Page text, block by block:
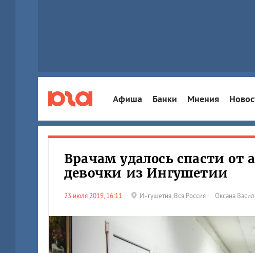
Афиша Банки Мнения
Врачам удалось спасти
девочки из Ингушетии
23 июля 2019, 16:11 Ингушетия, Вся Россия Оксана